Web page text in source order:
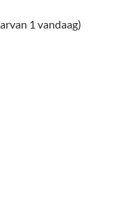
1 vandaag)